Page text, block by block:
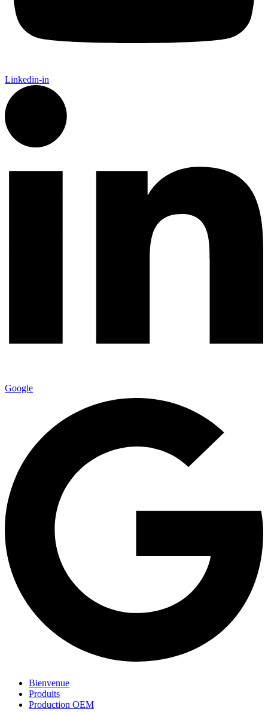
Linkedin-in
Google
Bienvenue
Produits
Production OEM